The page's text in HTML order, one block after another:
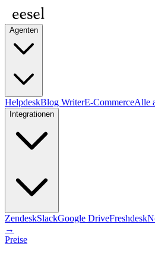
Agenten
HelpdeskBlog WriterE-CommerceAlle
Integrationen
ZendeskSlackGoogle DriveFreshdesk
→
Preise